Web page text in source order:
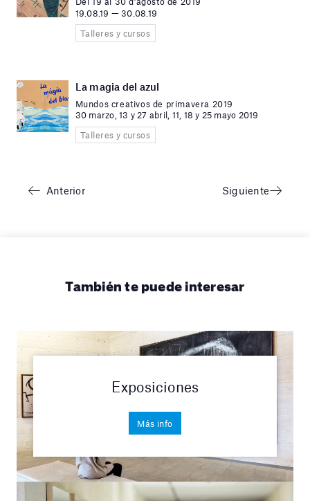
19.08.19 — 30.08.19
Talleres y cursos
La magia del azul
Mundos creativos de primavera 2019
30 marzo, 13 y 27 abril, 11, 18 y 25 mayo 2019
Talleres y cursos
Anterior Siguiente
También te puede interesar
Exposiciones
Más info